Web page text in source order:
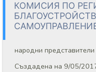
КОМИСИЯ ПО
народни представители
Създадена на 9/05/